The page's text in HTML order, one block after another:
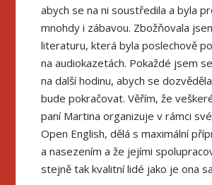
abych se na ni soustředila a byla
mnohdy i zábavou. Zbožňovala
literaturu, která byla poslechově
na audiokazetách. Pokaždé jsem
na další hodinu, abych se
bude pokračovat. Věřím, že
paní Martina organizuje v rámci
Open English, dělá s maximální
a nasezením a že jejími
stejně tak kvalitní lidé jako je ona